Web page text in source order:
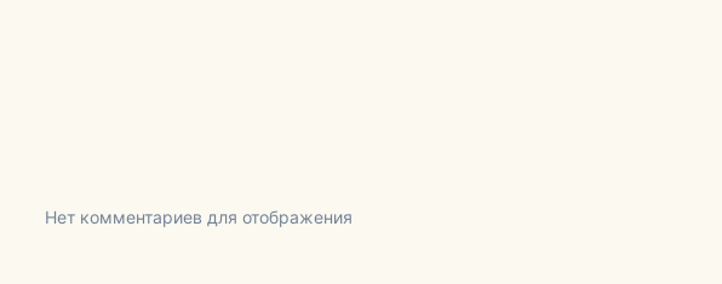
Нет комментариев для отображения